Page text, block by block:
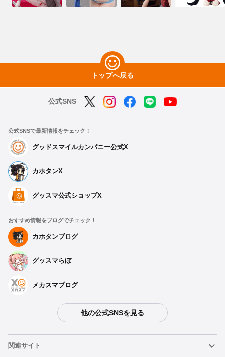
トップへ戻る
公式SNS
公式SNSで最新情報をチェック！
グッドスマイルカンパニー公式X
カホタンX
グッスマ公式ショップX
おすすめ情報をブログでチェック！
カホタンブログ
グッスマらぼ
メカスマブログ
他の公式SNSを見る
関連サイト